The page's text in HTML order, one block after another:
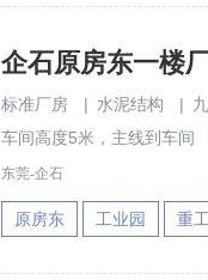
企石原房东一楼
标准厂房 | 水泥结构 |
车间高度5米，主线到车间
东莞-企石
原房东 工业园 重